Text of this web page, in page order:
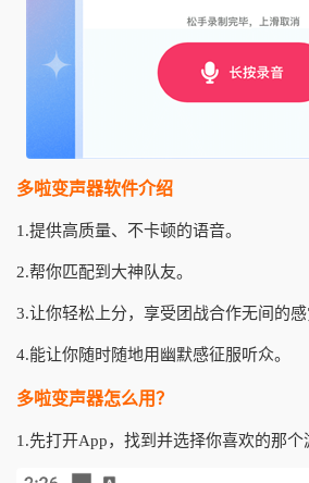
多啦变声器软件介绍
1.提供高质量、不卡顿的语音。
2.帮你匹配到大神队友。
3.让你轻松上分，享受团战合作无间的感
4.能让你随时随地用幽默感征服听众。
多啦变声器怎么用？
1.先打开App，找到并选择你喜欢的那个